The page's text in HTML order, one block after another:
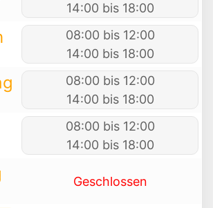
14:00 bis 18:00
08:00 bis 12:00
14:00 bis 18:00
08:00 bis 12:00
14:00 bis 18:00
08:00 bis 12:00
14:00 bis 18:00
Geschlossen